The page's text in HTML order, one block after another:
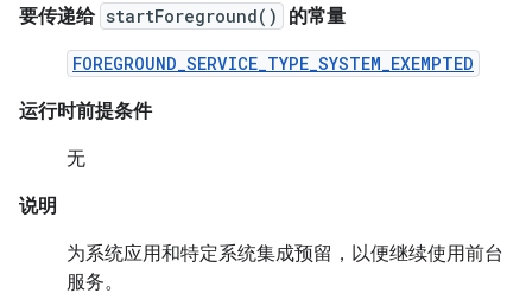
要传递给 startForeground() 的常量
FOREGROUND_SERVICE_TYPE_SYSTEM_EXEMPTED
运行时前提条件
无
说明
为系统应用和特定系统集成预留，以便继续使用前台
服务。